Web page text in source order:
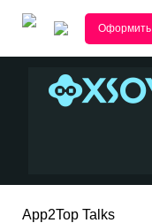
Оформить
App2Top Talks